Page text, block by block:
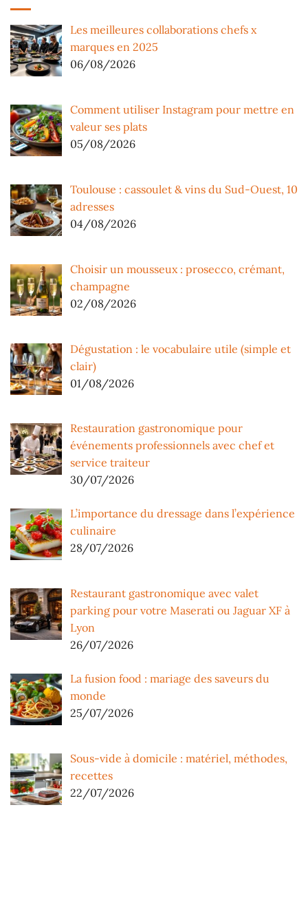
Les meilleures collaborations chefs x
marques en 2025
06/08/2026
Comment utiliser Instagram pour mettre en
valeur ses plats
05/08/2026
Toulouse : cassoulet & vins du Sud-Ouest, 10
adresses
04/08/2026
Choisir un mousseux : prosecco, crémant,
champagne
02/08/2026
Dégustation : le vocabulaire utile (simple et
clair)
01/08/2026
Restauration gastronomique pour
événements professionnels avec chef et
service traiteur
30/07/2026
L’importance du dressage dans l’expérience
culinaire
28/07/2026
Restaurant gastronomique avec valet
parking pour votre Maserati ou Jaguar XF à
Lyon
26/07/2026
La fusion food : mariage des saveurs du
monde
25/07/2026
Sous-vide à domicile : matériel, méthodes,
recettes
22/07/2026